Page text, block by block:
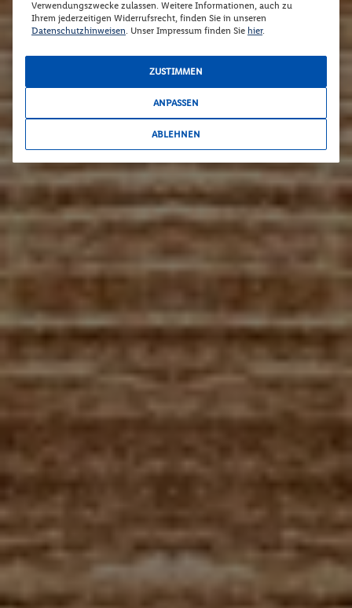
Verwendungszwecke zulassen. Weitere Informationen, auch zu
Ihrem jederzeitigen Widerrufsrecht, finden Sie in unseren
Datenschutzhinweisen. Unser Impressum finden Sie hier.
ZUSTIMMEN
ANPASSEN
ABLEHNEN